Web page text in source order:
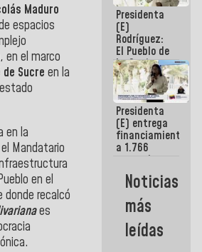
Maduro
espacios
en el marco
Sucre en la
en la
Mandatario
en el
donde recalcó
es
Militar de
Mamo en La
Guaira
Presidenta
(E)
Rodríguez:
El Pueblo de
La Guaira
siempre
estará
acompañada
por el
Gobierno
Nacional
Presidenta
(E) entrega
financiamientos
a 1.766
comerciantes
emprendedores
afectados
por
terremotos
Noticias
más
leídas